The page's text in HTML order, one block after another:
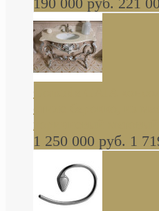
стиле барокко, из
коричневый матовый
1 250 000 руб. 1